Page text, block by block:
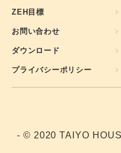
ZEH目標
お問い合わせ
ダウンロード
プライバシーポリシー
- © 2020 TAIYO